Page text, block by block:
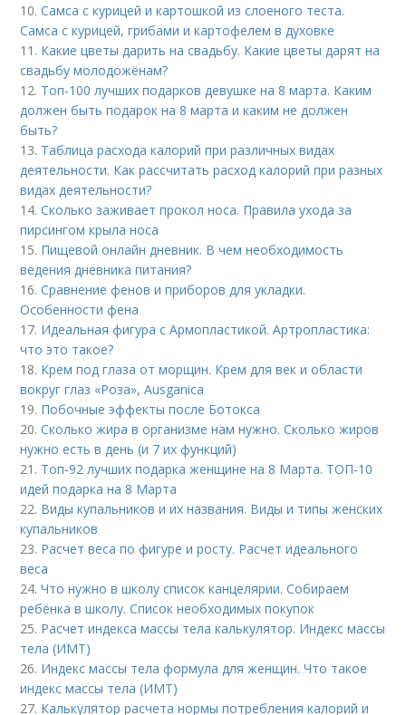
10.Самса с курицей и картошкой из слоеного теста.
Самса с курицей, грибами и картофелем в духовке
11. Какие цветы дарить на свадьбу. Какие цветы дарят на
свадьбу молодожёнам?
12. Топ-100 лучших подарков девушке на 8 марта. Каким
должен быть подарок на 8 марта и каким не должен
быть?
13. Таблица расхода калорий при различных видах
деятельности. Как рассчитать расход калорий при разных
видах деятельности?
14.Сколько заживает прокол носа. Правила ухода за
пирсингом крыла носа
15. Пищевой онлайн дневник. В чем необходимость
ведения дневника питания?
16.Сравнение фенов и приборов для укладки.
Особенности фена
17. Идеальная фигура с Армопластикой. Артропластика:
что это такое?
18. Крем под глаза от морщин. Крем для век и области
вокруг глаз «Роза», Ausganica
19. Побочные эффекты после Ботокса
20.Сколько жира в организме нам нужно. Сколько жиров
нужно есть в день (и 7 их функций)
21. Топ-92 лучших подарка женщине на 8 Марта. ТОП-10
идей подарка на 8 Марта
22. Виды купальников и их названия. Виды и типы женских
купальников
23. Расчет веса по фигуре и росту. Расчет идеального
веса
24.Что нужно в школу список канцелярии. Собираем
ребёнка в школу. Список необходимых покупок
25. Расчет индекса массы тела калькулятор. Индекс массы
тела (ИМТ)
26. Индекс массы тела формула для женщин. Что такое
индекс массы тела (ИМТ)
27. Калькулятор расчета нормы потребления калорий и